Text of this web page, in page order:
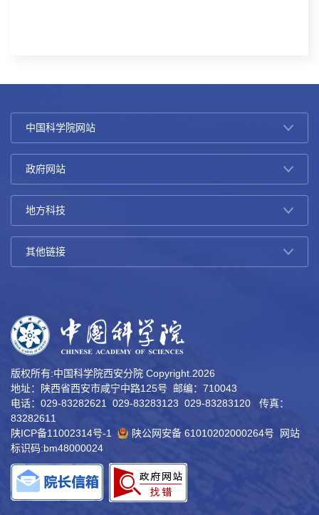
版权所有:中国科学院西安分院 Copyright. 2026
地址：陕西省西安市咸宁中路125号 邮编：710043
电话：029-83282621 029-83283123 029-83283120 传真：
83282611
陕ICP备11002314号-1
陕公网安备 61010202000264号 网站
标识码:bm48000024